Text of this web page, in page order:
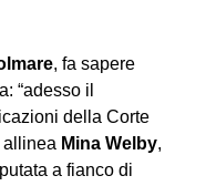
, fa sapere
“adesso il
della Corte
allinea Mina Welby,
a fianco di